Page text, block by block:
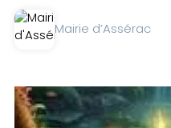
Mairie d’Assérac